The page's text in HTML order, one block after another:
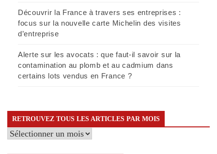
Découvrir la France à travers ses entreprises :
focus sur la nouvelle carte Michelin des visites
d’entreprise
Alerte sur les avocats : que faut-il savoir sur la
contamination au plomb et au cadmium dans
certains lots vendus en France ?
RETROUVEZ TOUS LES ARTICLES PAR MOIS
Retrouvez